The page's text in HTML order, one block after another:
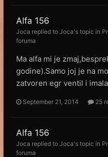
Alfa 156
Joca replied to Joca's topic in
foruma
Ma alfa mi je
godine).Samo joj je na
zatvoren egr ventil i
September 21, 2014 25
Alfa 156
Joca replied to Joca's topic in
foruma